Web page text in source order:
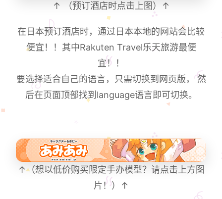
↑ （预订酒店时点击上图）↑
在日本预订酒店时，通过日本本地的网站会比较
便宜！！其中Rakuten Travel乐天旅游最便
宜！！
要选择适合自己的语言，只需切换到网页版， 然
后在页面顶部找到language语言即可切换。
↑（想以低价购买限定手办模型？请点击上方图
片！）↑